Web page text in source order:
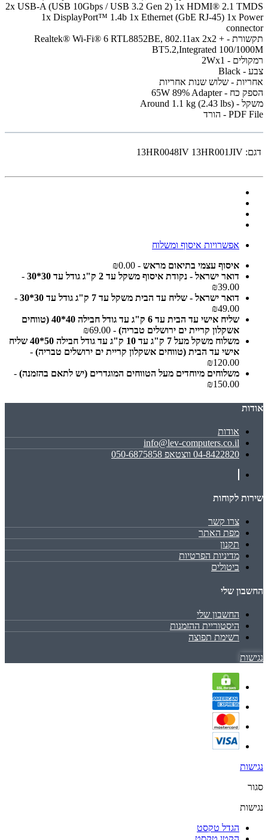
2x USB-A (USB 10Gbps / USB 3.2 Gen 2) 1x HDMI® 2.1 TMDS
1x DisplayPort™ 1.4b 1x Ethernet (GbE RJ-45) 1x Power
connector
תקשורת - Realtek® Wi-Fi® 6 RTL8852BE, 802.11ax 2x2 +
BT5.2,Integrated 100/1000M
רמקולים - 2Wx1
צבע - Black
אחריות - שלוש שנות אחריות
הספק כח - 65W 89% Adapter
משקל - Around 1.1 kg (2.43 lbs)
PDF File - הורד
דגם: 13HR0048IV 13HR001JIV
אפשרויות איסוף ומשלוח
איסוף עצמי בתיאום מראש - ₪0.00
דואר ישראל - נקודת איסוף משקל עד 2 ק"ג גודל עד 30*30
-
₪39.00
דואר ישראל - שליח עד הבית משקל עד 7 ק"ג גודל עד 30*30
-
₪49.00
שליח אישי עד הבית עד 6 ק"ג עד גודל חבילה 40*40 (טווחים
אשקלון קריית ים ירושלים טבריה) - ₪69.00
משלוח משקל מעל 7 ק"ג עד 10 ק"ג עד גודל חבילה 50*40 שליח
אישי עד הבית (טווחים אשקלון קריית ים ירושלים טבריה) -
₪120.00
משלוחים מיוחדים מעל הטווחים המוגדרים (יש לתאם בהזמנה) -
₪150.00
אודות
אודות
info@lev-computers.co.il
04-8422820 ווצטאפ 050-6875858
שירות לקוחות
צרו קשר
מפת האתר
תקנון
מדיניות הפרטיות
ביטולים
החשבון שלי
החשבון שלי
היסטוריית ההזמנות
רשימת תפוצה
נגישות
נגישות
סגור
נגישות
הגדל טקסט